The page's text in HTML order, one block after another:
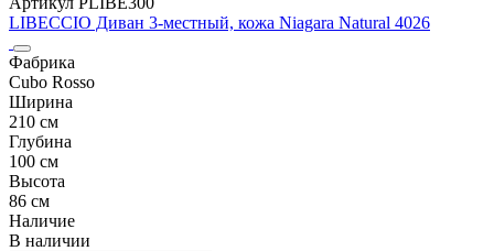
LIBECCIO Диван 3-местный, кожа Niagara Natural 4026
Фабрика
Cubo Rosso
Ширина
210 см
Глубина
100 см
Высота
86 см
Наличие
В наличии